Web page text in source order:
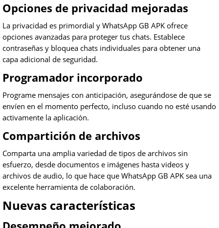
Opciones de privacidad mejoradas
La privacidad es primordial y WhatsApp GB APK ofrece
opciones avanzadas para proteger tus chats. Establece
contraseñas y bloquea chats individuales para obtener una
capa adicional de seguridad.
Programador incorporado
Programe mensajes con anticipación, asegurándose de que se
envíen en el momento perfecto, incluso cuando no esté usando
activamente la aplicación.
Compartición de archivos
Comparta una amplia variedad de tipos de archivos sin
esfuerzo, desde documentos e imágenes hasta videos y
archivos de audio, lo que hace que WhatsApp GB APK sea una
excelente herramienta de colaboración.
Nuevas características